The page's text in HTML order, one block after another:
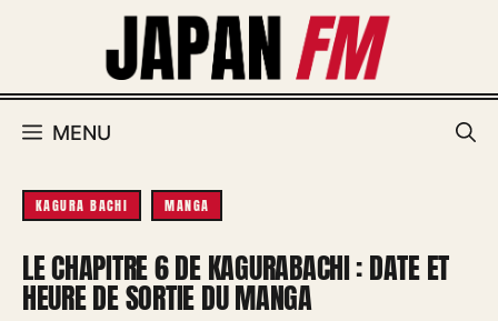
MENU
KAGURA BACHI MANGA
LE CHAPITRE 6 DE KAGURABACHI : DATE ET
HEURE DE SORTIE DU MANGA